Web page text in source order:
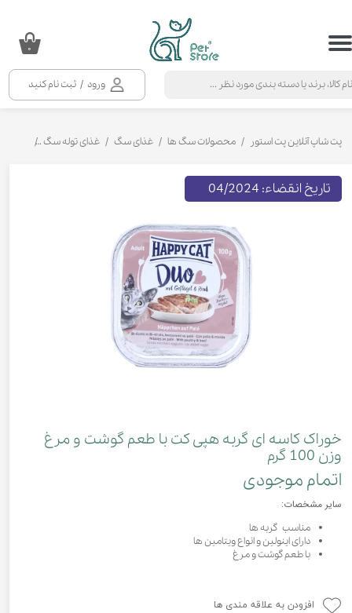
ورود / ثبت نام کنید
حساب کاربری من
خروج از حساب کاربری
۰
پت شاپ آنلاین پت استور محصولات سگ ها غذای سگ غذای توله سگ
خوراک کاسه ای گربه هپی کت با طعم گوشت و مرغ
وزن 100 گرم
اتمام موجودی
سایر مشخصات:
مناسب گربه ها
دارای اینولین و انواع ویتامین ها
با طعم گوشت و مرغ
تاریخ انقضاء: 04/2024
افزودن به علاقه مندی ها